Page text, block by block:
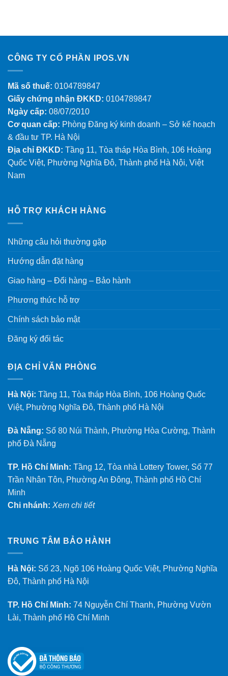
CÔNG TY CỔ PHẦN IPOS.VN
Mã số thuế: 0104789847
Giấy chứng nhận ĐKKD: 0104789847
Ngày cấp: 08/07/2010
Cơ quan cấp: Phòng Đăng ký kinh doanh – Sở kế hoạch
& đầu tư TP. Hà Nội
Địa chỉ ĐKKD: Tầng 11, Tòa tháp Hòa Bình, 106 Hoàng
Quốc Việt, Phường Nghĩa Đô, Thành phố Hà Nội, Việt
Nam
HỖ TRỢ KHÁCH HÀNG
Những câu hỏi thường gặp
Hướng dẫn đặt hàng
Giao hàng – Đổi hàng – Bảo hành
Phương thức hỗ trợ
Chính sách bảo mật
Đăng ký đối tác
ĐỊA CHỈ VĂN PHÒNG
Hà Nội: Tầng 11, Tòa tháp Hòa Bình, 106 Hoàng Quốc
Việt, Phường Nghĩa Đô, Thành phố Hà Nội
Đà Nẵng: Số 80 Núi Thành, Phường Hòa Cường, Thành
phố Đà Nẵng
TP. Hồ Chí Minh: Tầng 12, Tòa nhà Lottery Tower, Số 77
Trần Nhân Tôn, Phường An Đông, Thành phố Hồ Chí
Minh
Chi nhánh: Xem chi tiết
TRUNG TÂM BẢO HÀNH
Hà Nội: Số 23, Ngõ 106 Hoàng Quốc Việt, Phường Nghĩa
Đô, Thành phố Hà Nội
TP. Hồ Chí Minh: 74 Nguyễn Chí Thanh, Phường Vườn
Lài, Thành phố Hồ Chí Minh